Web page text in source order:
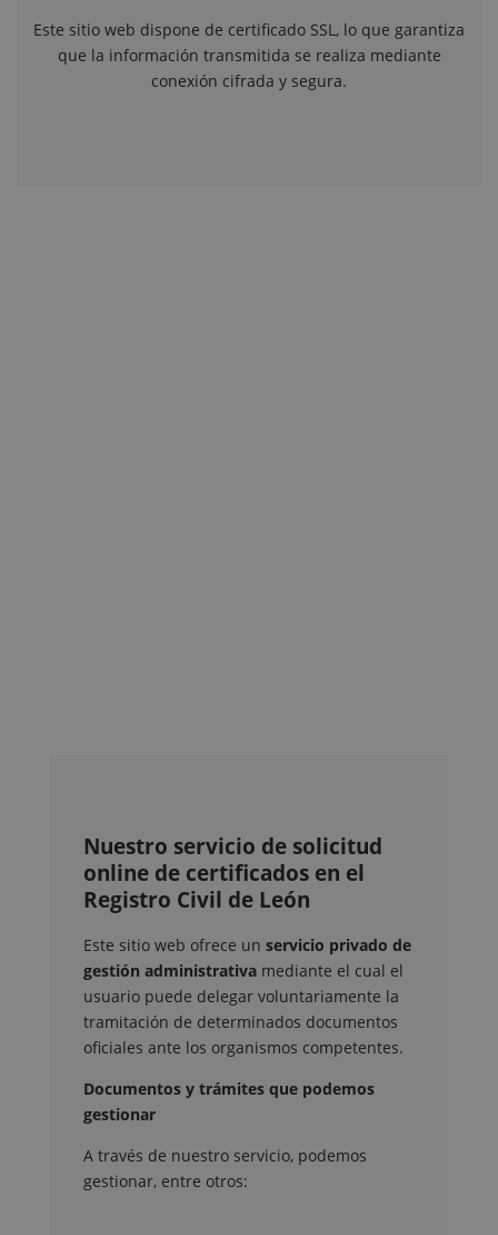
Este sitio web dispone de certificado SSL, lo que garantiza
que la información transmitida se realiza mediante
conexión cifrada y segura.
Nuestro servicio de solicitud
online de certificados en el
Registro Civil de León
Este sitio web ofrece un servicio privado de
gestión administrativa mediante el cual el
usuario puede delegar voluntariamente la
tramitación de determinados documentos
oficiales ante los organismos competentes.
Documentos y trámites que podemos
gestionar
A través de nuestro servicio, podemos
gestionar, entre otros: